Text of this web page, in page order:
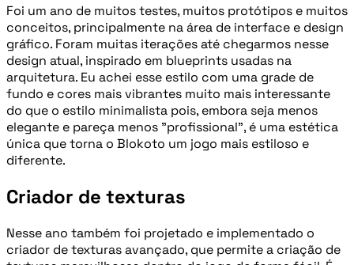
Foi um ano de muitos testes, muitos protótipos e muitos
conceitos, principalmente na área de interface e design
gráfico. Foram muitas iterações até chegarmos nesse
design atual, inspirado em blueprints usadas na
arquitetura. Eu achei esse estilo com uma grade de
fundo e cores mais vibrantes muito mais interessante
do que o estilo minimalista pois, embora seja menos
elegante e pareça menos "profissional", é uma estética
única que torna o Blokoto um jogo mais estiloso e
diferente.
Criador de texturas
Nesse ano também foi projetado e implementado o
criador de texturas avançado, que permite a criação de